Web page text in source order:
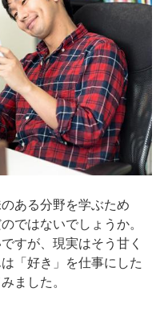
ある分野を学ぶため
ではないでしょうか。
すが、現実はそう甘く
「好き」を仕事にした
ました。